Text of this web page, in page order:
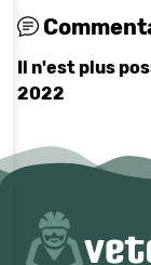
Il n'est plus
2022